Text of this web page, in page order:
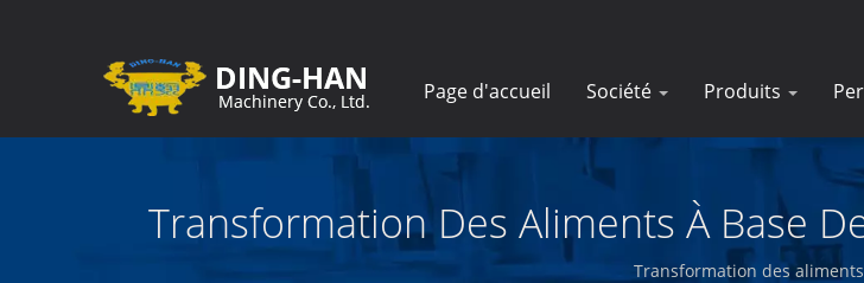
Page d'accueil Société Produits
Transformation Des Aliments À Base
Transformation des